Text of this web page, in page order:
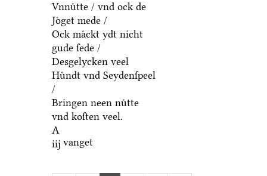
Vnnuͤtte / vnd ock de
Joͤget mede /
Ock maͤckt ydt nicht
gude ſede /
Desgelycken veel
Huͤndt vnd Seydenſpeel
/
Bringen neen nuͤtte
vnd koſten veel.
A
iij vanget